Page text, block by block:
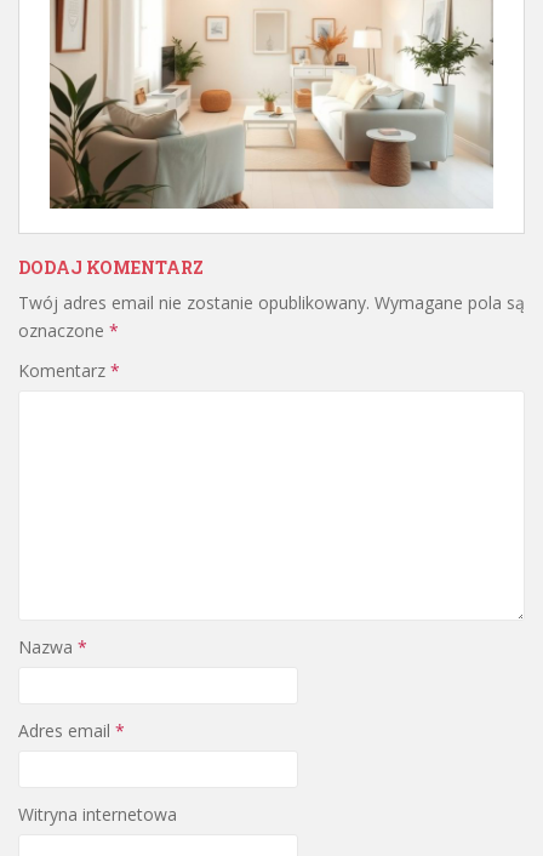
DODAJ KOMENTARZ
Twój adres email nie zostanie opublikowany. Wymagane pola są
oznaczone *
Komentarz *
Nazwa *
Adres email *
Witryna internetowa